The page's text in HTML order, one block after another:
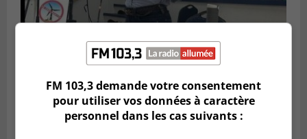
Publié le 6 juillet 2026 à 11h18
Climat Québec dévoile deux candidats
pour l’Agglomération
FM 103,3 demande votre consentement
pour utiliser vos données à caractère
personnel dans les cas suivants :